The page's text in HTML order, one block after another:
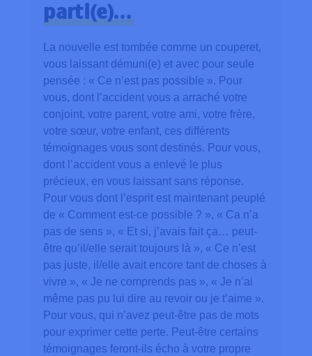
parti(e)…
La nouvelle est tombée comme un couperet,
vous laissant démuni(e) et avec pour seule
pensée : « Ce n’est pas possible ». Pour
vous, dont l’accident vous a arraché votre
conjoint, votre parent, votre ami, votre frère,
votre sœur, votre enfant, ces différents
témoignages vous sont destinés. Pour vous,
dont l’accident vous a enlevé le plus
précieux, en vous laissant sans réponse.
Pour vous dont l’esprit est maintenant peuplé
de « Comment est-ce possible ? », « Ca n’a
pas de sens », « Et si, j’avais fait ça… peut-
être qu’il/elle serait toujours là », « Ce n’est
pas juste, il/elle avait encore tant de choses à
vivre », « Je ne comprends pas », « Je n’ai
même pas pu lui dire au revoir ou je t’aime ».
Pour vous, qui n’avez peut-être pas de mots
pour exprimer cette perte. Peut-être certains
témoignages feront-ils écho à votre propre